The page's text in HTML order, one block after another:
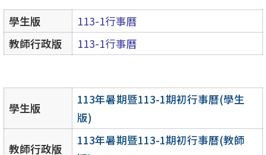
學生版
113-1行事曆
教師行政版
113-1行事曆
學生版
113年暑期暨113-1期初行事曆(學生
版)
教師行政版
113年暑期暨113-1期初行事曆(教師